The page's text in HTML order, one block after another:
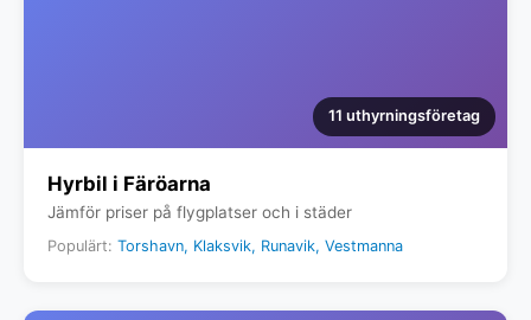
11 uthyrningsföretag
Hyrbil i Färöarna
Jämför priser på flygplatser och i städer
Populärt: Torshavn, Klaksvik, Runavik, Vestmanna